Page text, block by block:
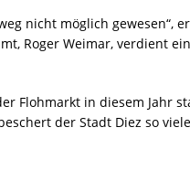
nicht möglich gewesen“,
Roger Weimar, verdient
Flohmarkt in diesem Jahr
der Stadt Diez so